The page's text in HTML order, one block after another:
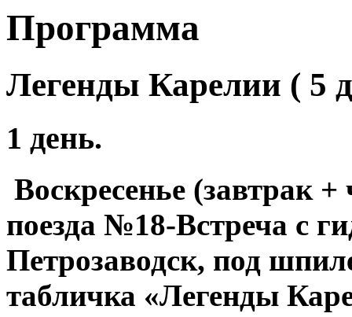
Программа
Легенды Карелии ( 5
1 день.
Воскресенье (завтрак
поезда №18-Встреча с
Петрозаводск, под
табличка «Легенды